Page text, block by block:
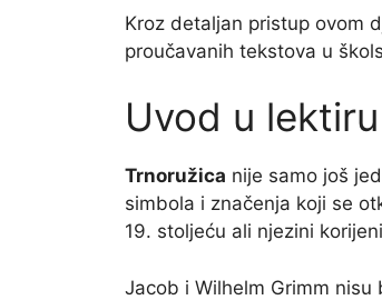
Kroz detaljan pristup ovom
proučavanih tekstova u
Uvod u
Trnoružica nije samo još
simbola i značenja koji se
19. stoljeću ali njezini
Jacob i Wilhelm Grimm